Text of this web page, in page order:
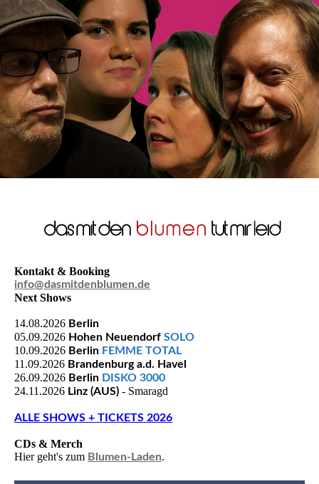
Kontakt & Booking
info@dasmitdenblumen.de
Next Shows
14.08.2026 Berlin
05.09.2026 Hohen Neuendorf SOLO
10.09.2026 Berlin FEMME TOTAL
11.09.2026 Brandenburg a.d. Havel
26.09.2026 Berlin DISKO 3000
24.11.2026 Linz (AUS) - Smaragd
ALLE SHOWS + TICKETS 2026
CDs & Merch
Hier geht's zum Blumen-Laden.